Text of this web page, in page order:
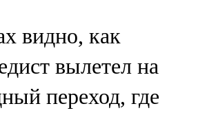
видно, как
вылетел на
переход, где